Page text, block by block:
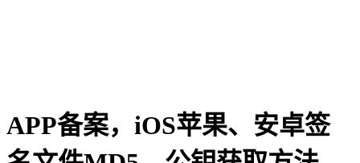
APP备案，iOS苹果、安卓签